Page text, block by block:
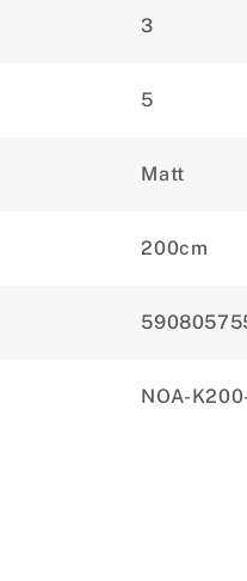
3
5
Matt
200cm
NOA-